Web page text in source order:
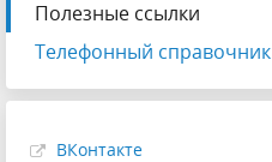
Полезные ссылки
Телефонный справочник
ВКонтакте